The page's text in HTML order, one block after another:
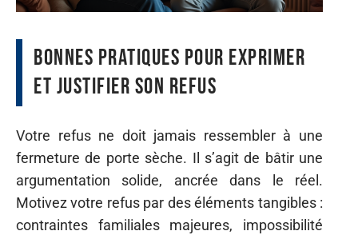
Bonnes pratiques pour exprimer
et justifier son refus
Votre refus ne doit jamais ressembler à une
fermeture de porte sèche. Il s’agit de bâtir une
argumentation solide, ancrée dans le réel.
Motivez votre refus par des éléments tangibles :
contraintes familiales majeures, impossibilité